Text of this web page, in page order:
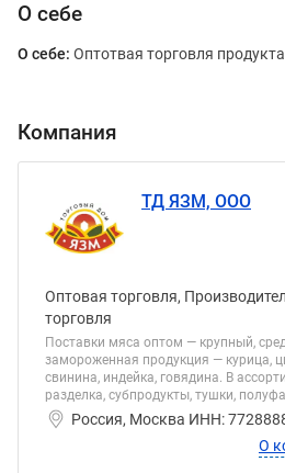
О себе
О себе: Оптотвая торговля
Компания
ТД ЯЗМ, ООО
Оптовая торговля,
торговля
Поставки мяса оптом — крупный,
замороженная продукция — курица,
свинина, индейка, говядина. В
разделка, субпродукты, тушки,
Россия, Москва ИНН:
О